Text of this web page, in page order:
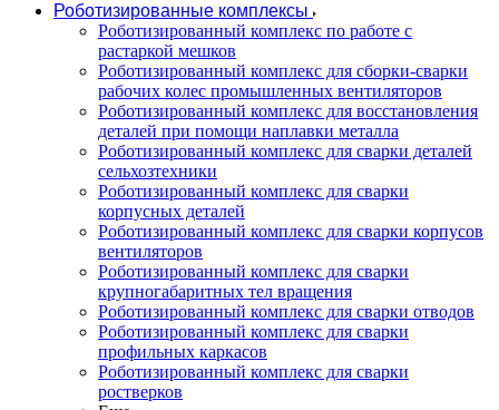
Роботизированные комплексы
Роботизированный комплекс по работе с
растаркой мешков
Роботизированный комплекс для сборки-сварки
рабочих колес промышленных вентиляторов
Роботизированный комплекс для восстановления
деталей при помощи наплавки металла
Роботизированный комплекс для сварки деталей
сельхозтехники
Роботизированный комплекс для сварки
корпусных деталей
Роботизированный комплекс для сварки корпусов
вентиляторов
Роботизированный комплекс для сварки
крупногабаритных тел вращения
Роботизированный комплекс для сварки отводов
Роботизированный комплекс для сварки
профильных каркасов
Роботизированный комплекс для сварки
ростверков